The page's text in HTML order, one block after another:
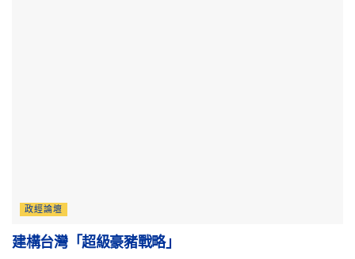
政經論壇
建構台灣「超級豪豬戰略」